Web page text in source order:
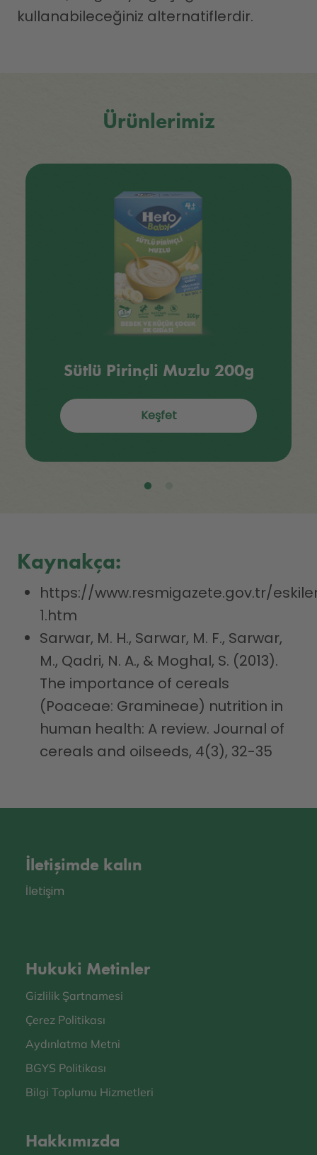
kullanabileceğiniz alternatiflerdir.
Ürünlerimiz
Sütlü Pirinçli Muzlu 200g
Keşfet
Kaynakça:
https://www.resmigazete.gov.tr/
1.htm
Sarwar, M. H., Sarwar, M. F., Sarwar,
M., Qadri, N. A., & Moghal, S. (2013).
The importance of cereals
(Poaceae: Gramineae) nutrition in
human health: A review. Journal of
cereals and oilseeds, 4(3), 32-35
İletişimde kalın
İletişim
Hukuki Metinler
Gizlilik Şartnamesi
Çerez Politikası
Aydınlatma Metni
BGYS Politikası
Bilgi Toplumu Hizmetleri
Hakkımızda